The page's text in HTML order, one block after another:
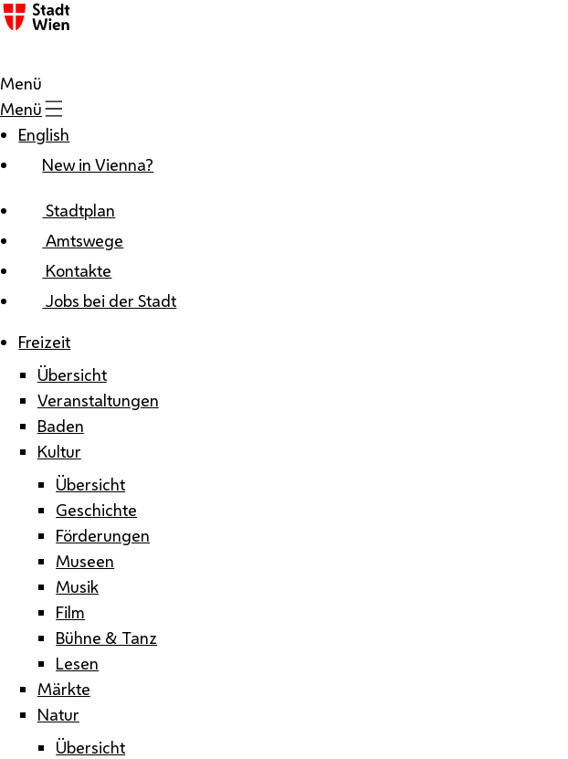
Zum Inhalt
Menü
Menü
English
New in Vienna?
Stadtplan
Amtswege
Kontakte
Jobs bei der Stadt
Freizeit
Übersicht
Veranstaltungen
Baden
Kultur
Übersicht
Geschichte
Förderungen
Museen
Musik
Film
Bühne & Tanz
Lesen
Märkte
Natur
Übersicht